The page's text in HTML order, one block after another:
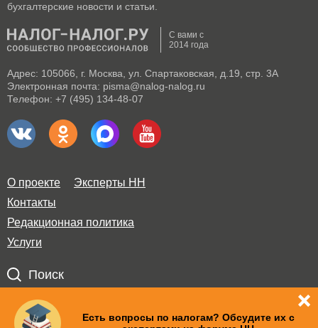
бухгалтерские новости и статьи.
С вами с
2014 года
Адрес: 105066, г. Москва, ул. Спартаковская, д.19, стр. 3А
Электронная почта: pisma@nalog-nalog.ru
Телефон: +7 (495) 134-48-07
О проекте
Эксперты НН
Контакты
Редакционная политика
Услуги
Поиск
Правила использования материалов и авторские права
Есть вопросы по налогам? Обсудите их с